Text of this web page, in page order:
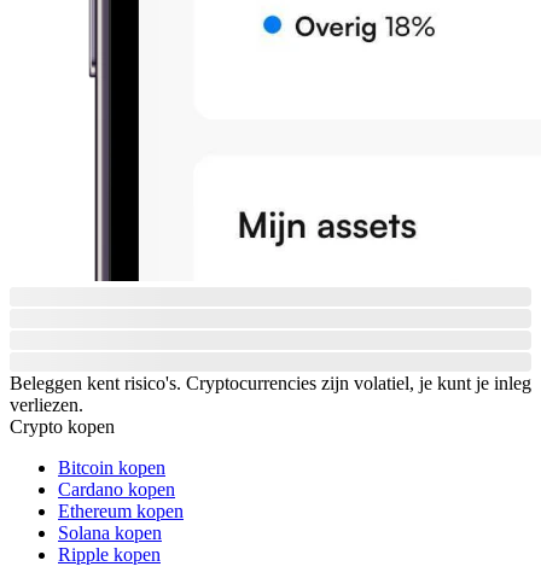
Beleggen kent risico's. Cryptocurrencies zijn volatiel, je kunt je inleg
verliezen.
Crypto kopen
Bitcoin kopen
Cardano kopen
Ethereum kopen
Solana kopen
Ripple kopen